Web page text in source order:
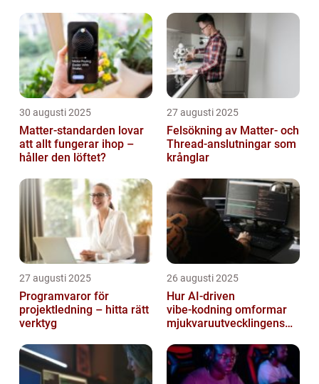
30 augusti 2025
Matter-standarden lovar
att allt fungerar ihop –
håller den löftet?
27 augusti 2025
Felsökning av Matter‑ och
Thread‑anslutningar som
krånglar
27 augusti 2025
Programvaror för
projektledning – hitta rätt
verktyg
26 augusti 2025
Hur AI‑driven
vibe‑kodning omformar
mjukvaruutvecklingens